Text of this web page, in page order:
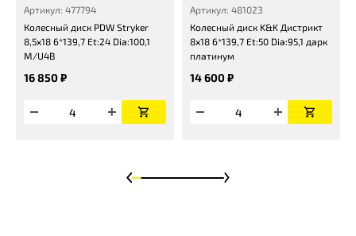
Артикул: 477794
Колесный диск PDW Stryker
8,5x18 6*139,7 Et:24 Dia:100,1
M/U4B
16 850 ₽
Артикул: 481023
Колесный диск K&K Дистрикт
8x18 6*139,7 Et:50 Dia:95,1 дарк
платинум
14 600 ₽